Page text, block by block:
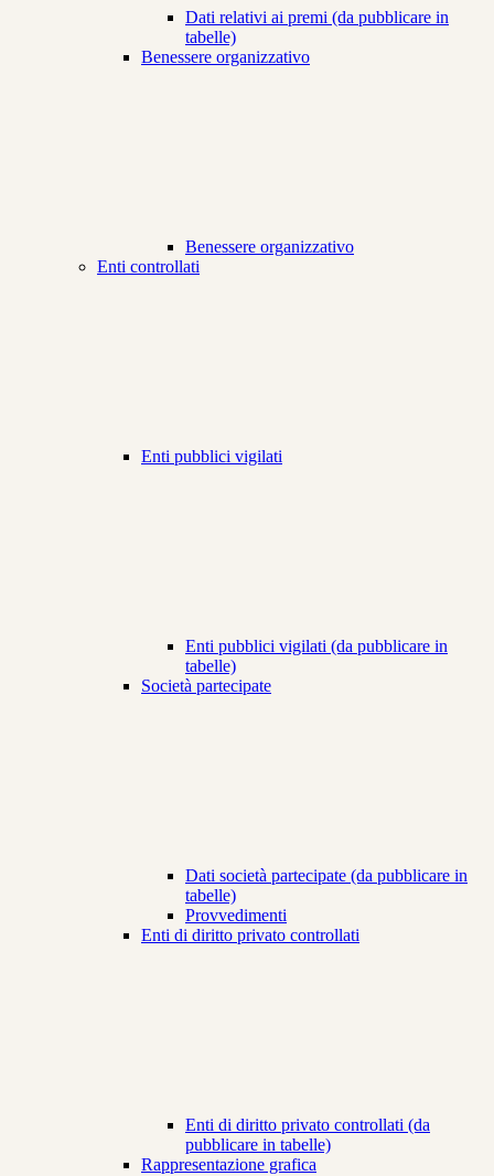
Dati relativi ai premi (da pubblicare in
tabelle)
Benessere organizzativo
Benessere organizzativo
Enti controllati
Enti pubblici vigilati
Enti pubblici vigilati (da pubblicare in
tabelle)
Società partecipate
Dati società partecipate (da pubblicare in
tabelle)
Provvedimenti
Enti di diritto privato controllati
Enti di diritto privato controllati (da
pubblicare in tabelle)
Rappresentazione grafica